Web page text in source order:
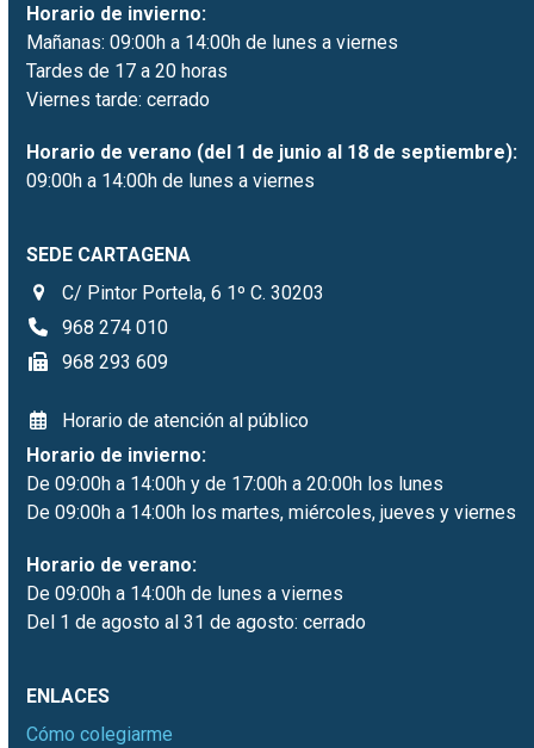
Horario de invierno:
Mañanas: 09:00h a 14:00h de lunes a viernes
Tardes de 17 a 20 horas
Viernes tarde: cerrado
Horario de verano (del 1 de junio al 18 de septiembre):
09:00h a 14:00h de lunes a viernes
SEDE CARTAGENA
C/ Pintor Portela, 6 1º C. 30203
968 274 010
968 293 609
Horario de atención al público
Horario de invierno:
De 09:00h a 14:00h y de 17:00h a 20:00h los lunes
De 09:00h a 14:00h los martes, miércoles, jueves y viernes
Horario de verano:
De 09:00h a 14:00h de lunes a viernes
Del 1 de agosto al 31 de agosto: cerrado
ENLACES
Cómo colegiarme